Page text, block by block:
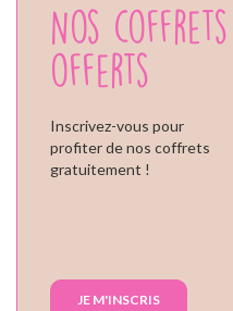
Nos coffrets
offerts
Inscrivez-vous pour
profiter de nos coffrets
gratuitement !
JE M'INSCRIS